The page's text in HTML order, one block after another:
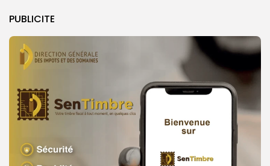
PUBLICITE